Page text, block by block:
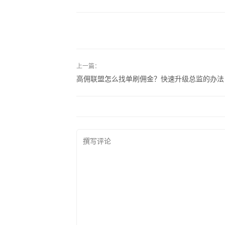
上一篇：
高佣联盟怎么找单刷佣金？快速升级总监的办法